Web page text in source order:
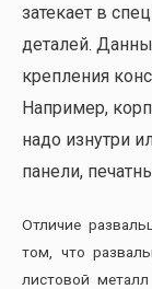
затекает в
деталей.
крепления
Например,
надо изнутри
панели,
Отличие
том, что
листовой